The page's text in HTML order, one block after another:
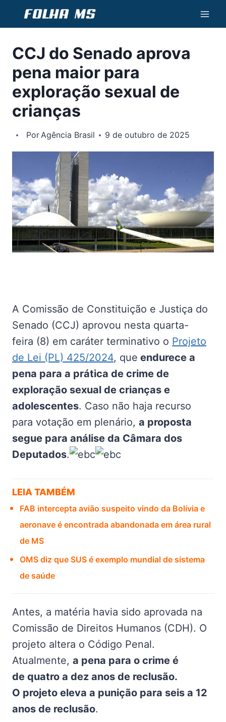
Conteúdo
CCJ do Senado aprova
pena maior para
exploração sexual de
crianças
PorAgência Brasil 9 de outubro de 2025
A Comissão de Constituição e Justiça do
Senado (CCJ) aprovou nesta quarta-
feira (8) em caráter terminativo o Projeto
de Lei (PL) 425/2024, que endurece a
pena para a prática de crime de
exploração sexual de crianças e
adolescentes. Caso não haja recurso
para votação em plenário, a proposta
segue para análise da Câmara dos
Deputados.
LEIA TAMBÉM
FAB intercepta avião suspeito vindo da Bolívia e
aeronave é encontrada abandonada em área rural
de MS
OMS diz que SUS é exemplo mundial de sistema
de saúde
Antes, a matéria havia sido aprovada na
Comissão de Direitos Humanos (CDH). O
projeto altera o Código Penal.
Atualmente, a pena para o crime é
de quatro a dez anos de reclusão.
O projeto eleva a punição para seis a 12
anos de reclusão.